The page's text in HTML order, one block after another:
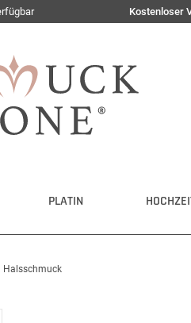
Kostenloser
PLATIN
Halsschmuck